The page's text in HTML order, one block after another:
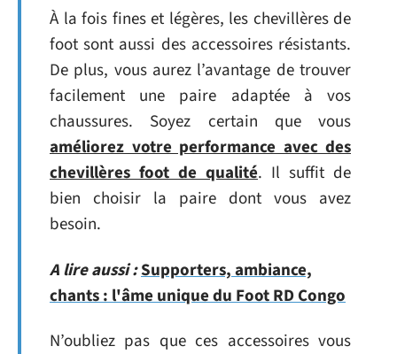
À la fois fines et légères, les chevillères de
foot sont aussi des accessoires résistants.
De plus, vous aurez l’avantage de trouver
facilement une paire adaptée à vos
chaussures. Soyez certain que vous
améliorez votre performance avec des
chevillères foot de qualité. Il suffit de
bien choisir la paire dont vous avez
besoin.
A lire aussi :Supporters, ambiance,
chants : l'âme unique du Foot RD Congo
N’oubliez pas que ces accessoires vous